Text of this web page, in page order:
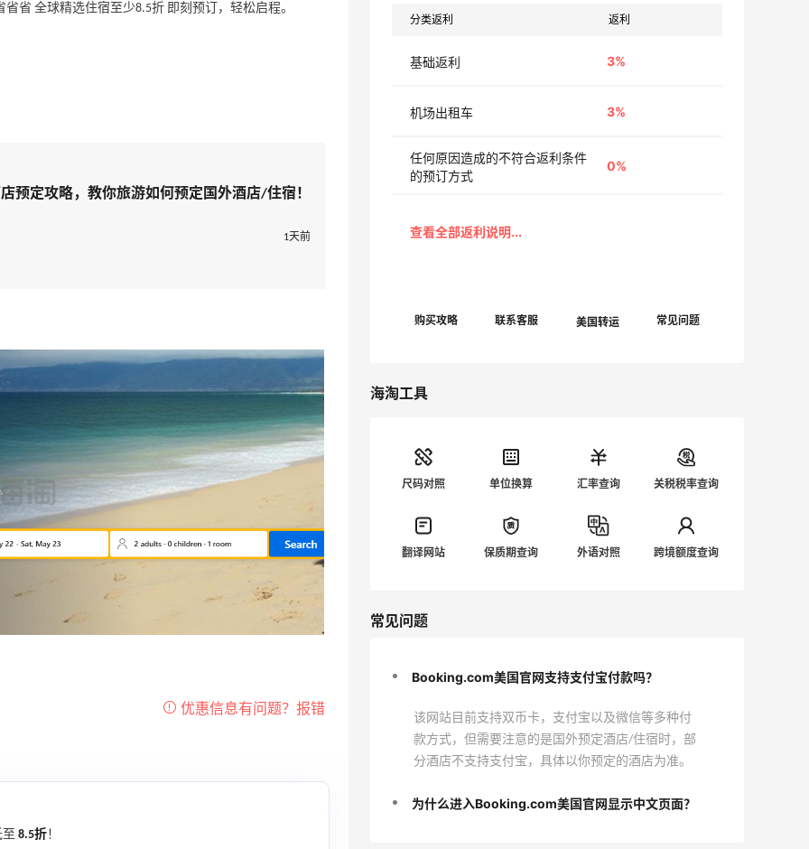
省 全球精选住宿至少8.5折 即刻预订，轻松启程。
预定攻略，教你旅游如何预定国外酒店/住宿！
1天前
至 8.5折！
分类返利 返利
基础返利 3%
机场出租车 3%
任何原因造成的不符合返利条件
的预订方式
0%
美国转运
海淘工具
尺码对照 单位换算 汇率查询 关税税率查询
翻译网站 保质期查询 外语对照 跨境额度查询
常见问题
Booking.com美国官网支持支付宝付款吗？
该网站目前支持双币卡，支付宝以及微信等多种付
款方式，但需要注意的是国外预定酒店/住宿时，部
分酒店不支持支付宝，具体以你预定的酒店为准。
为什么进入Booking.com美国官网显示中文页面？